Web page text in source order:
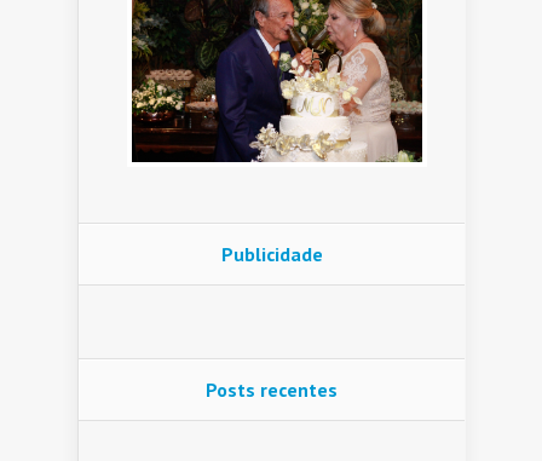
Publicidade
Posts recentes